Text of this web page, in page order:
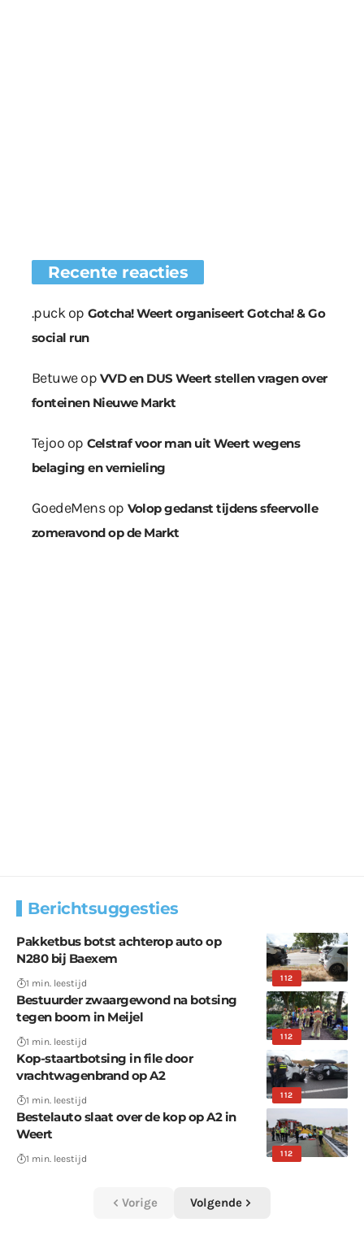
Recente reacties
.puckop Gotcha! Weert organiseert Gotcha! & Go
social run
Betuweop VVD en DUS Weert stellen vragen over
fonteinen Nieuwe Markt
Tejoo op Celstraf voor man uit Weert wegens
belaging en vernieling
GoedeMensop Volop gedanst tijdens sfeervolle
zomeravond op de Markt
Berichtsuggesties
112
Pakketbus botst achterop auto op
N280 bij Baexem
1 min. leestijd
112
Bestuurder zwaargewond na botsing
tegen boom in Meijel
1 min. leestijd
112
Kop-staartbotsing in file door
vrachtwagenbrand op A2
1 min. leestijd
112
Bestelauto slaat over de kop op A2 in
Weert
1 min. leestijd
Vorige Volgende